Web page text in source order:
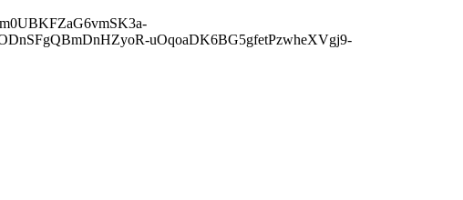
uOqoaDK6BG5gfetPzwheXVgj9-